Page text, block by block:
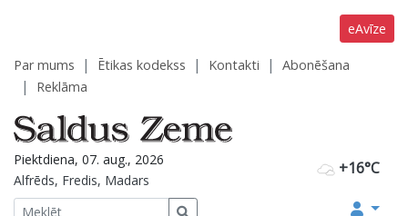
eAvīze
Par mums Ētikas kodekss Kontakti
Abonēšana
Reklāma
+16°C
Piektdiena, 07. aug., 2026
Alfrēds, Fredis, Madars